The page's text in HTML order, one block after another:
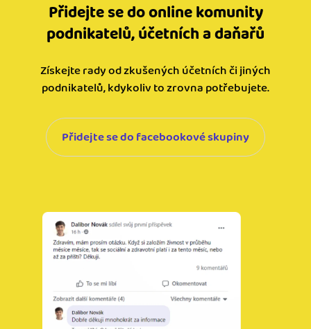
Přidejte se do online komunity
podnikatelů, účetních a daňařů
Získejte rady od zkušených účetních či jiných
podnikatelů, kdykoliv to zrovna potřebujete.
Přidejte se do facebookové skupiny